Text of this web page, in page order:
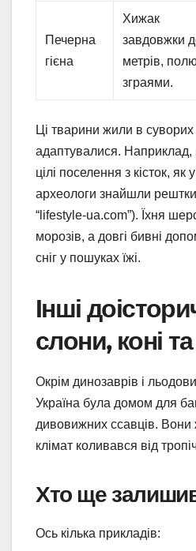
Печерна
гієна
Хижак
завдовжки
метрів,
зграями.
Ці тварини жили в
адаптувалися.
цілі поселення з кісток, як
археологи знайшли
“lifestyle-ua.com”). Їхня
морозів, а довгі бивні
сніг у пошуках їжі.
Інші
слони, коні
Окрім динозаврів і
Україна була домом для
дивовижних ссавців.
клімат коливався від
Хто ще
Ось кілька прикладів: